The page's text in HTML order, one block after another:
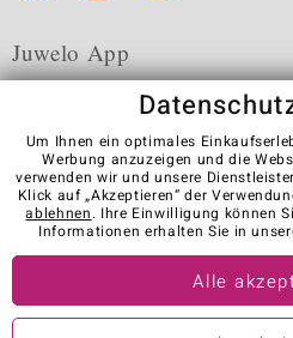
Juwelo App
Karriere AGB Datenschutz
Kontakt
Visit our stores in
Um Ihnen ein optimales
Werbung anzuzeigen und die
verwenden wir und unsere
Klick auf „Akzeptieren“ der
ablehnen. Ihre Einwilligung können
Informationen erhalten Sie in
Alle